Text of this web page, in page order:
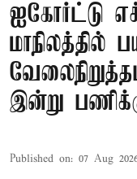
ஐகோர்ட்டு
மாநிலத்தில்
இன்று
Published on: 07 Aug